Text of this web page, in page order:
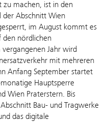
zu machen, ist in den
Abschnitt Wien
im August kommt es
den nördlichen
Jahr wird
mit mehreren
Anfang September startet
Hauptsperre
Wien Praterstern. Bis
Bau- und Tragwerke
das digitale